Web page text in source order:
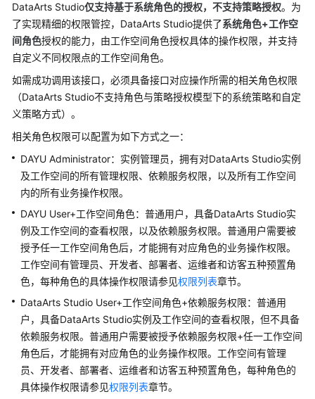
治
理
方
法
论
速
入
门
用
户
指
南
最
佳
践
SDK
参
考
DataArts Studio仅支持基于系统角色的授权， 不支持策略授权。为
了实现精细的权限管控， DataArts Studio提供了系统角色+工作空
间角色授权的能力，由工作空间角色授权具体的操作权限，并支持
自定义不同权限点的工作空间角色。
如需成功调用该接口，必须具备接口对应操作所需的相关角色权限
（DataArts Studio不支持角色与策略授权模型下的系统策略和自定
义策略方式）。
相关角色权限可以配置为如下方式之一：
DAYU Administrator：实例管理员，拥有对DataArts Studio实例
及工作空间的所有管理权限、依赖服务权限，以及所有工作空间
内的所有业务操作权限。
DAYU User+工作空间角色：普通用户，具备DataArts Studio实
例及工作空间的查看权限，以及依赖服务权限。普通用户需要被
授予任一工作空间角色后，才能拥有对应角色的业务操作权限。
工作空间有管理员、开发者、部署者、运维者和访客五种预置角
色，每种角色的具体操作权限请参见权限列表章节。
DataArts Studio User+工作空间角色+依赖服务权限：普通用
户，具备DataArts Studio实例及工作空间的查看权限，但不具备
依赖服务权限。普通用户需要被授予依赖服务权限+任一工作空间
角色后，才能拥有对应角色的业务操作权限。工作空间有管理
员、开发者、部署者、运维者和访客五种预置角色，每种角色的
具体操作权限请参见权限列表章节。